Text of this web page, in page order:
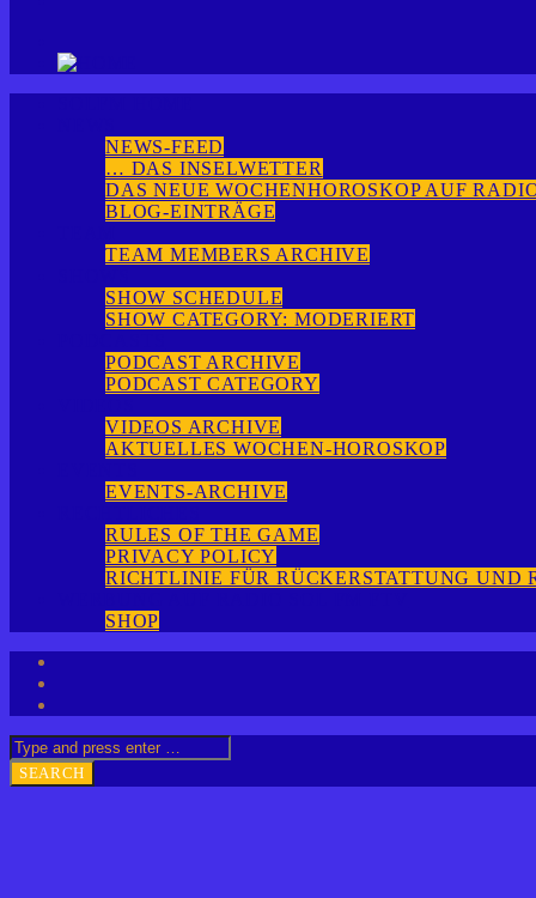
NEWS-FEED
… DAS INSELWETTER
DAS NEUE WOCHENHOROSKOP AUF
BLOG-EINTRÄGE
TEAM MEMBERS ARCHIVE
SHOW SCHEDULE
SHOW CATEGORY: MODERIERT
PODCAST ARCHIVE
PODCAST CATEGORY
VIDEOS ARCHIVE
AKTUELLES WOCHEN-HOROSKOP
EVENTS-ARCHIVE
RULES OF THE GAME
PRIVACY POLICY
RICHTLINIE FÜR RÜCKERSTATTUNG UND
SHOP